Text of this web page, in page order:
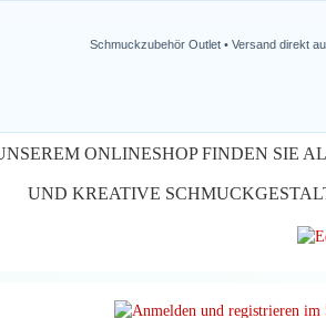
Schmuckzubehör Outlet • Versand direkt
ONLINESHOP FINDEN SIE
UND KREATIVE